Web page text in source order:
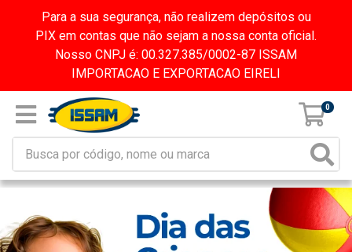
Para a sua segurança, não realizem depósitos ou
PIX em contas que não sejam a nossa conta oficial.
Nosso CNPJ é: 00.327.385/0002-87 ISSAM
IMPORTACAO E EXPORTACAO EIRELI
0